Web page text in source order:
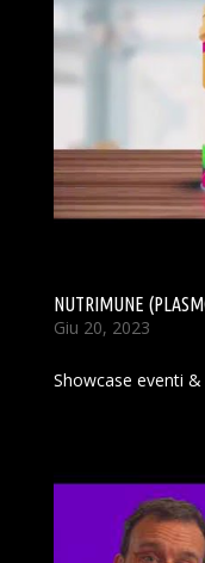
NUTRIMUNE
Giu 20, 2023
Showcase eventi